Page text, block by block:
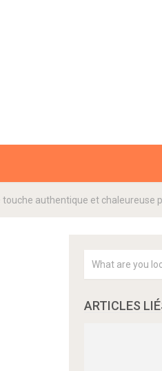
authentique et chaleureuse
ARTICLES